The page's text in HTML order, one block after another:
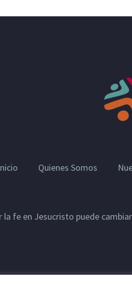
Quienes Somos
la fe en Jesucristo puede